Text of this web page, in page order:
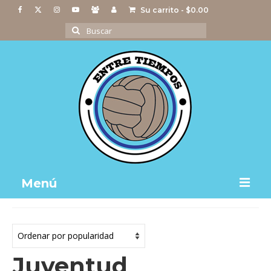
Su carrito - $0.00
Buscar
por:
Menú
Actividades
Imágenes